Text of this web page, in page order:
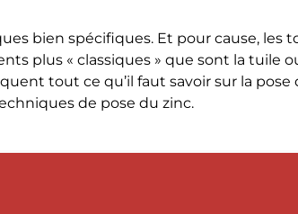
bien spécifiques. Et pour cause, les
plus « classiques » que sont la tuile ou
tout ce qu’il faut savoir sur la pose
de pose du zinc.